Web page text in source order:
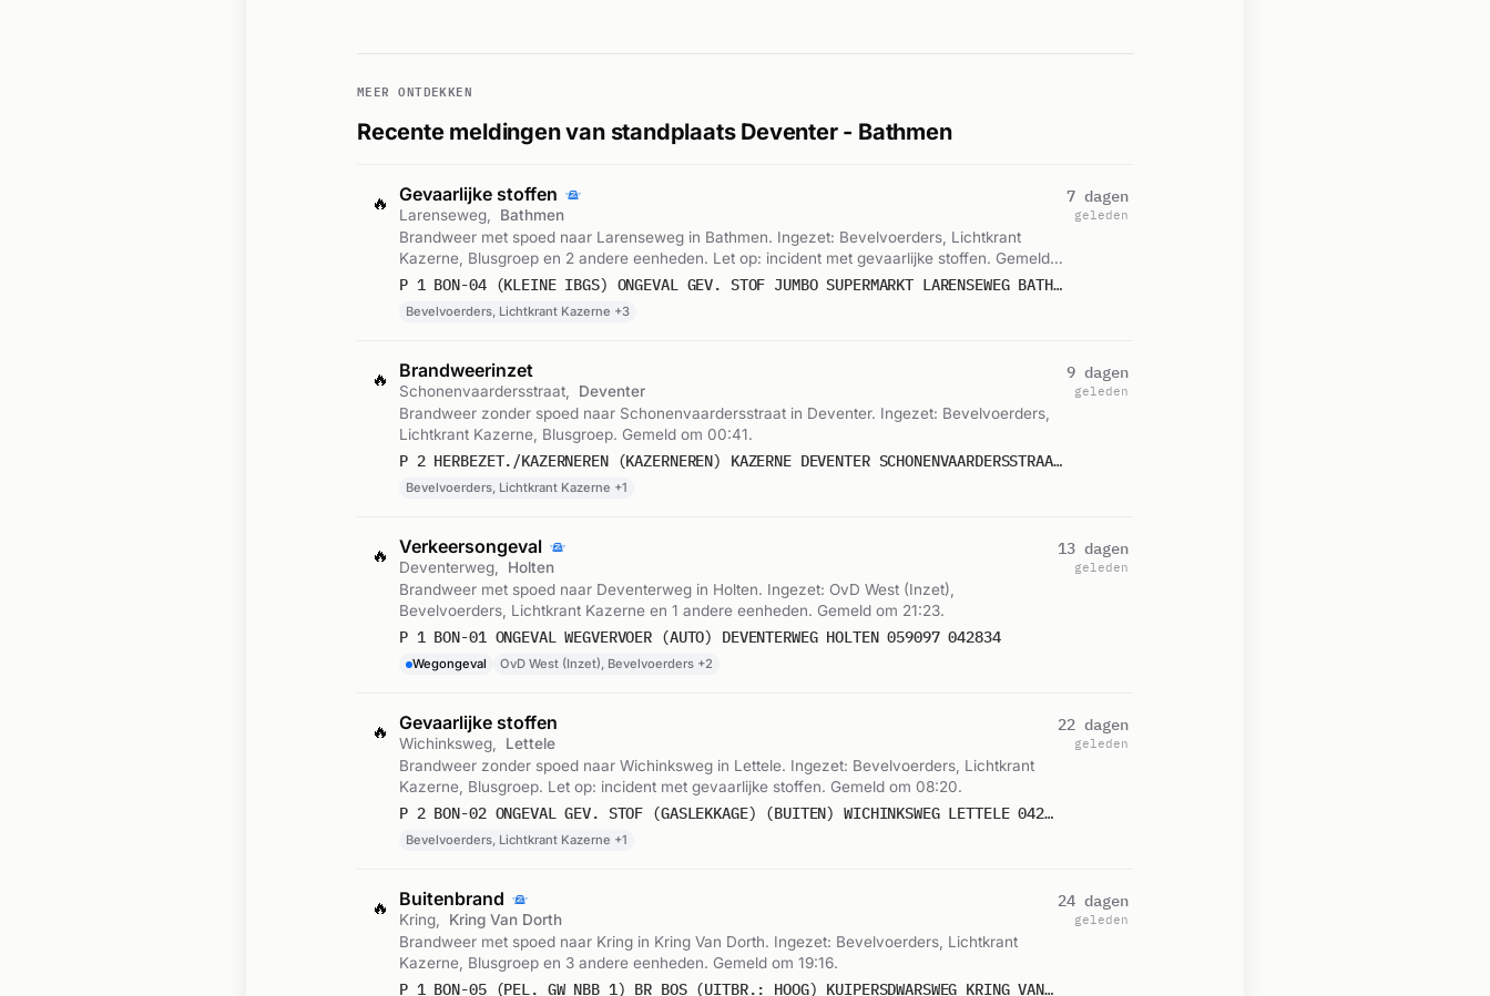
MEER ONTDEKKEN
Recente meldingen van standplaats Deventer - Bathmen
🔥 Gevaarlijke stoffen
Larenseweg,
Bathmen
Brandweer met spoed naar Larenseweg in Bathmen. Ingezet: Bevelvoerders, Lichtkrant
Kazerne, Blusgroep en 2 andere eenheden. Let op: incident met gevaarlijke stoffen. Gemeld
om 13:46.
P 1 BON-04 (KLEINE IBGS) ONGEVAL GEV. STOF JUMBO SUPERMARKT LARENSEWEG BATHMEN 041096 041020 042834
Bevelvoerders, Lichtkrant Kazerne +3
7 dagen
geleden
🔥 Brandweerinzet
Schonenvaardersstraat,
Deventer
Brandweer zonder spoed naar Schonenvaardersstraat in Deventer. Ingezet: Bevelvoerders,
Lichtkrant Kazerne, Blusgroep. Gemeld om 00:41.
P 2 HERBEZET./KAZERNEREN (KAZERNEREN) KAZERNE DEVENTER SCHONENVAARDERSSTRAAT DEVENTER 042834
Bevelvoerders, Lichtkrant Kazerne +1
9 dagen
geleden
🔥 Verkeersongeval
Deventerweg,
Holten
Brandweer met spoed naar Deventerweg in Holten. Ingezet: OvD West (Inzet),
Bevelvoerders, Lichtkrant Kazerne en 1 andere eenheden. Gemeld om 21:23.
P 1 BON-01 ONGEVAL WEGVERVOER (AUTO) DEVENTERWEG HOLTEN 059097 042834
Wegongeval OvD West (Inzet), Bevelvoerders +2
13 dagen
geleden
🔥 Gevaarlijke stoffen
Wichinksweg,
Lettele
Brandweer zonder spoed naar Wichinksweg in Lettele. Ingezet: Bevelvoerders, Lichtkrant
Kazerne, Blusgroep. Let op: incident met gevaarlijke stoffen. Gemeld om 08:20.
P 2 BON-02 ONGEVAL GEV. STOF (GASLEKKAGE) (BUITEN) WICHINKSWEG LETTELE 042834
Bevelvoerders, Lichtkrant Kazerne +1
22 dagen
geleden
🔥 Buitenbrand
Kring,
Kring Van Dorth
Brandweer met spoed naar Kring in Kring Van Dorth. Ingezet: Bevelvoerders, Lichtkrant
Kazerne, Blusgroep en 3 andere eenheden. Gemeld om 19:16.
P 1 BON-05 (PEL. GW NBB 1) BR BOS (UITBR.: HOOG) KUIPERSDWARSWEG KRING VAN DORTH 069291 064261 055261 042884
24 dagen
geleden